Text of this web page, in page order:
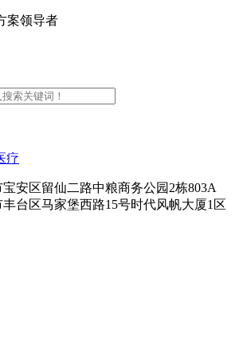
案领导者
安区留仙二路中粮商务公园2栋803A
台区马家堡西路15号时代风帆大厦1区